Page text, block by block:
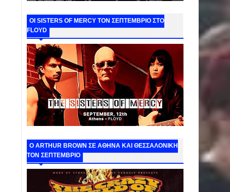
ΟΙ SISTERS OF MERCY ΤΟΝ ΣΕΠΤΕΜΒΡΙΟ ΣΤΟ
FLOYD
O ARTHUR BROWN ΣΕ ΑΘΗΝΑ ΚΑΙ ΘΕΣΣΑΛΟΝΙΚΗ
ΤΟΝ ΣΕΠΤΕΜΒΡΙΟ